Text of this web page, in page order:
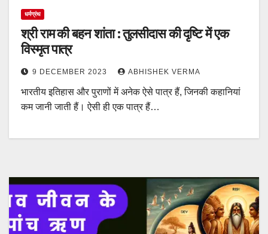
धर्मग्रंथ
श्री राम की बहन शांता : तुलसीदास की दृष्टि में एक
विस्मृत पात्र
9 DECEMBER 2023 ABHISHEK VERMA
भारतीय इतिहास और पुराणों में अनेक ऐसे पात्र हैं, जिनकी कहानियां
कम जानी जाती हैं। ऐसी ही एक पात्र हैं…